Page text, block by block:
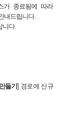
가 종료됨에 따라
내드립니다.
니다.
들기] 경로에 신규